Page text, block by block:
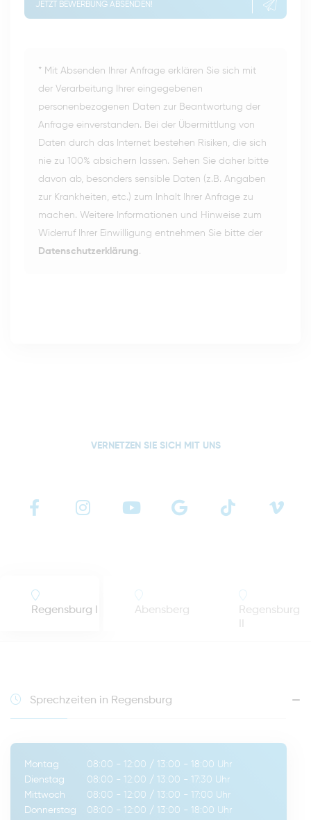
JETZT BEWERBUNG ABSENDEN!
* Mit Absenden Ihrer Anfrage erklären Sie sich mit
der Verarbeitung Ihrer eingegebenen
personenbezogenen Daten zur Beantwortung der
Anfrage einverstanden. Bei der Übermittlung von
Daten durch das Internet bestehen Risiken, die sich
nie zu 100% absichern lassen. Sehen Sie daher bitte
davon ab, besonders sensible Daten (z.B. Angaben
zur Krankheiten, etc.) zum Inhalt Ihrer Anfrage zu
machen. Weitere Informationen und Hinweise zum
Widerruf Ihrer Einwilligung entnehmen Sie bitte der
Datenschutzerklärung.
VERNETZEN SIE SICH MIT UNS
Regensburg I Abensberg
Regensburg
Sprechzeiten in Regensburg
Montag 08:00 - 12:00 / 13:00 - 18:00 Uhr
Dienstag
08:00 - 12:00 / 13:00 - 17:30 Uhr
Mittwoch
08:00 - 12:00 / 13:00 - 17:00 Uhr
Donnerstag
08:00 - 12:00 / 13:00 - 18:00 Uhr